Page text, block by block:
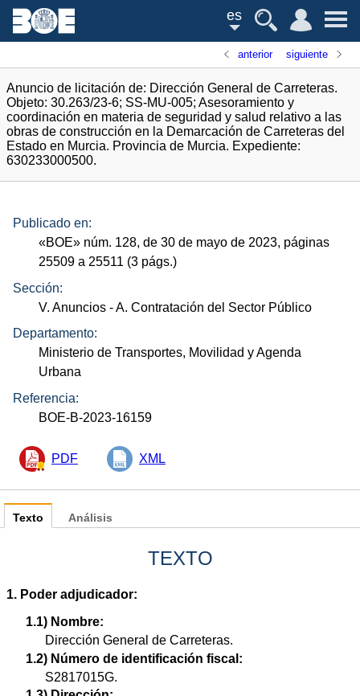
es
anterior siguiente
Anuncio de licitación de: Dirección General de Carreteras.
Objeto: 30.263/23-6; SS-MU-005; Asesoramiento y
coordinación en materia de seguridad y salud relativo a las
obras de construcción en la Demarcación de Carreteras del
Estado en Murcia. Provincia de Murcia. Expediente:
630233000500.
Publicado en:
«BOE» núm. 128, de 30 de mayo de 2023, páginas
25509 a 25511 (3 págs.)
Sección:
V. Anuncios - A. Contratación del Sector Público
Departamento:
Ministerio de Transportes, Movilidad y Agenda
Urbana
Referencia:
BOE-B-2023-16159
PDF XML
Texto
TEXTO
1. Poder adjudicador:
1.1) Nombre:
Dirección General de Carreteras.
1.2) Número de identificación fiscal:
S2817015G.
Análisis